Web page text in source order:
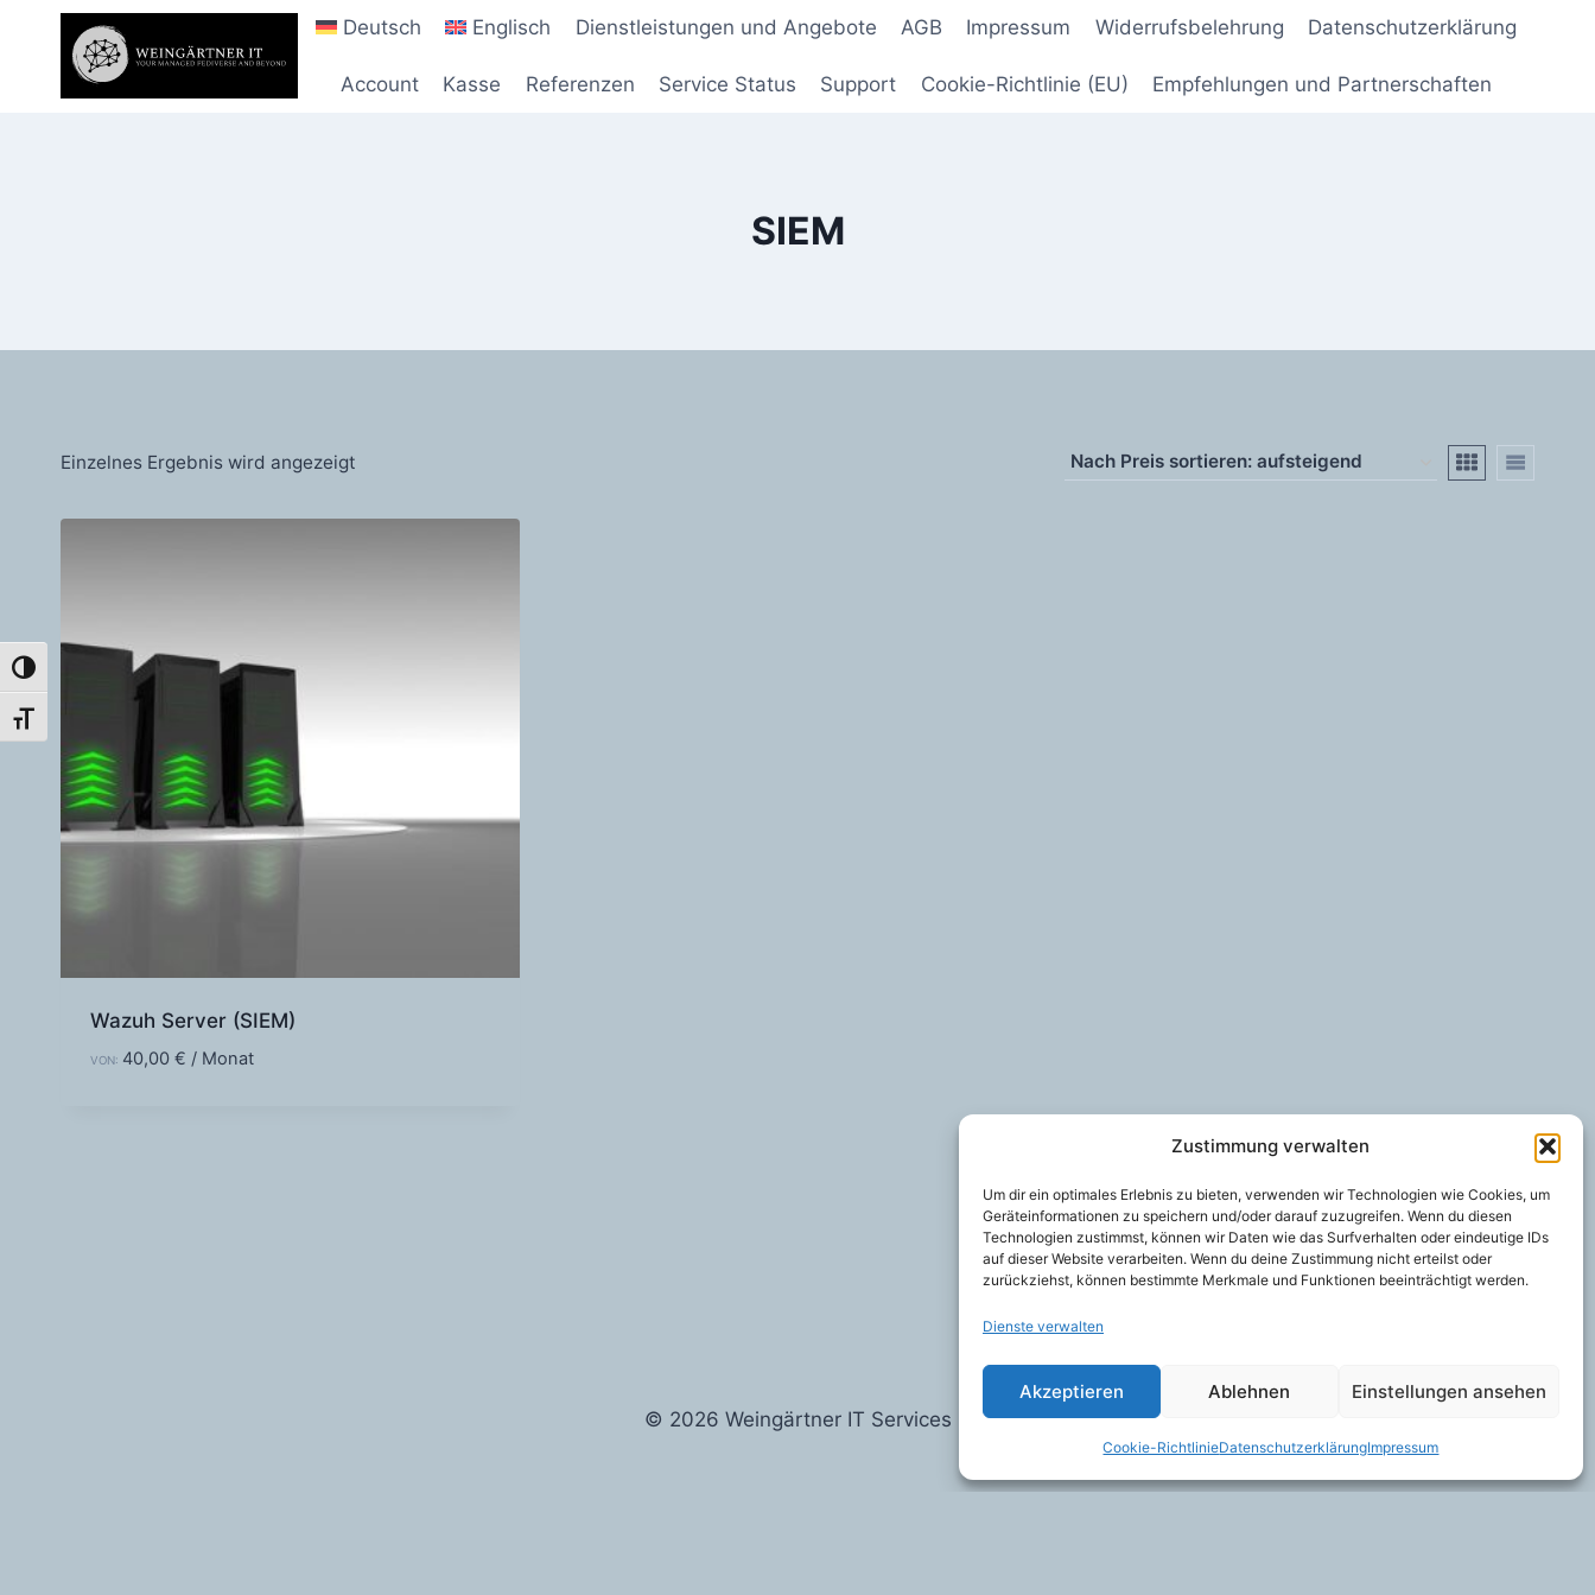
Zustimmung verwalten
Um dir ein optimales Erlebnis zu bieten, verwenden wir Technologien wie Cookies, um
Geräteinformationen zu speichern und/oder darauf zuzugreifen. Wenn du diesen
Technologien zustimmst, können wir Daten wie das Surfverhalten oder eindeutige IDs
auf dieser Website verarbeiten. Wenn du deine Zustimmung nicht erteilst oder
zurückziehst, können bestimmte Merkmale und Funktionen beeinträchtigt werden.
Dienste verwalten
Akzeptieren Ablehnen Einstellungen ansehen
Cookie-RichtlinieDatenschutzerklärungImpressum
Umschalten auf hohe Kontraste
Schrift vergrößern
springen
Deutsch Englisch Dienstleistungen und Angebote AGB Impressum Widerrufsbelehrung Datenschutzerklärung
Account Kasse Referenzen Service Status Support Cookie-Richtlinie (EU) Empfehlungen und Partnerschaften
SIEM
Einzelnes Ergebnis wird angezeigt
Wazuh Server (SIEM)
VON: 40,00 € / Monat
© 2026 Weingärtner IT Services